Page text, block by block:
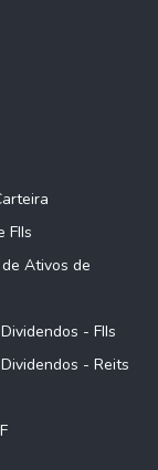
FIIs
Ativos de
- FIIs
- Reits